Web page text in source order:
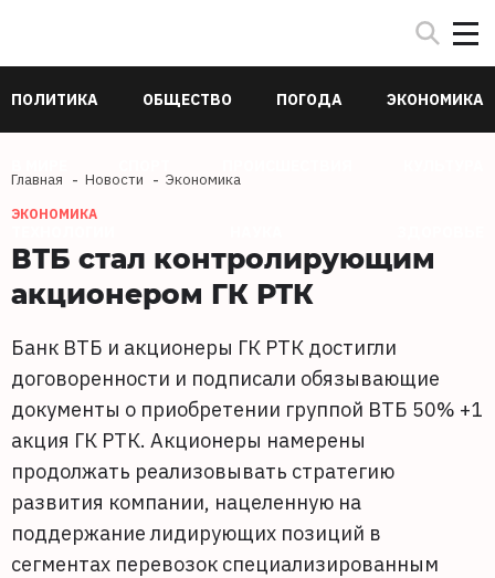
ПОЛИТИКА ОБЩЕСТВО ПОГОДА ЭКОНОМИКА
Главная Новости Экономика
ЭКОНОМИКА
ВТБ стал контролирующим
акционером ГК РТК
Банк ВТБ и акционеры ГК РТК достигли
договоренности и подписали обязывающие
документы о приобретении группой ВТБ 50% +1
акция ГК РТК. Акционеры намерены
продолжать реализовывать стратегию
развития компании, нацеленную на
поддержание лидирующих позиций в
сегментах перевозок специализированным